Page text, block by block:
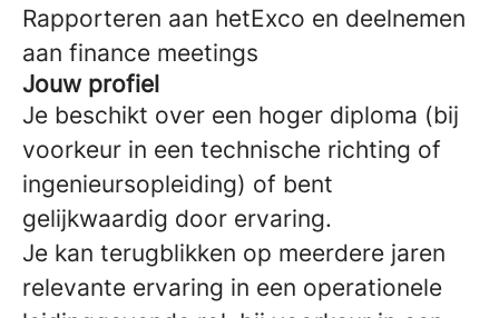
Rapporteren aan hetExco en deelnemen
aan finance meetings
Jouw profiel
Je beschikt over een hoger diploma (bij
voorkeur in een technische richting of
ingenieursopleiding) of bent
gelijkwaardig door ervaring.
Je kan terugblikken op meerdere jaren
relevante ervaring in een operationele